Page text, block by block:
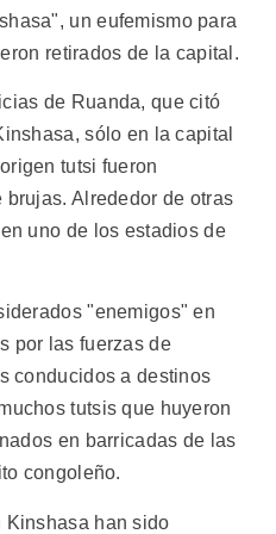
un eufemismo para
retirados de la capital.
de Ruanda, que citó
sólo en la capital
tutsi fueron
Alrededor de otras
uno de los estadios de
"enemigos" en
por las fuerzas de
conducidos a destinos
tutsis que huyeron
en barricadas de las
congoleño.
Kinshasa han sido